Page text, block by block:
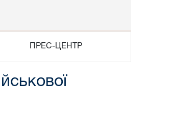
ПРЕС-ЦЕНТР